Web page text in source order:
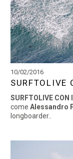
10/02/2016
SURFTOLIVE
SURFTOLIVE CON
come Alessandro
longboarder..